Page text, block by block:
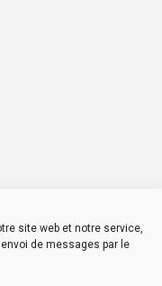
site web et notre service,
de messages par le